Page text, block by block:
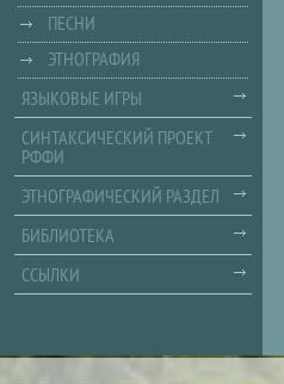
ПЕСНИ
ЭТНОГРАФИЯ
ЯЗЫКОВЫЕ ИГРЫ
СИНТАКСИЧЕСКИЙ ПРОЕКТ
РФФИ
ЭТНОГРАФИЧЕСКИЙ РАЗДЕЛ
БИБЛИОТЕКА
ССЫЛКИ